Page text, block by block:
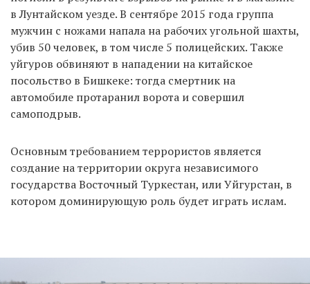
в Лунтайском уезде. В сентябре 2015 года группа
мужчин с ножами напала на рабочих угольной шахты,
убив 50 человек, в том числе 5 полицейских. Также
уйгуров обвиняют в нападении на китайское
посольство в Бишкеке: тогда смертник на
автомобиле протаранил ворота и совершил
самоподрыв.
Основным требованием террористов является
создание на территории округа независимого
государства Восточный Туркестан, или Уйгурстан, в
котором доминирующую роль будет играть ислам.